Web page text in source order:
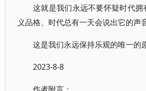
这就是我们永远不要怀疑时代拥
义品格、时代总有一天会说出它的声
这是我们永远保持乐观的唯一的
2023-8-8